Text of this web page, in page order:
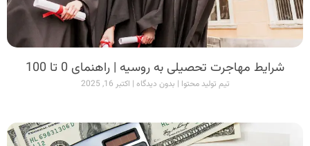
شرایط مهاجرت تحصیلی به روسیه | راهنمای 0 تا 100
تیم تولید محتوا بدون دیدگاه اکتبر 16, 2025